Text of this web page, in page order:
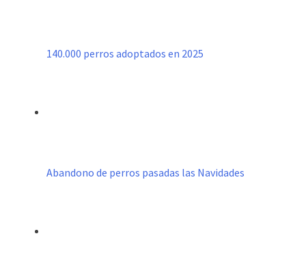
140.000 perros adoptados en 2025
Abandono de perros pasadas las Navidades